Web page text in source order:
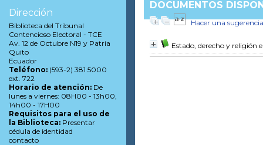
DOCUMENTOS
Hacer una sugerencia
Estado, derecho y religión
Dirección
Biblioteca del Tribunal
Contencioso Electoral - TCE
Av. 12 de Octubre N19 y Patria
Quito
Ecuador
Teléfono: (593-2) 381 5000
ext. 722
Horario de atención: De
lunes a viernes: 08H00 - 13h00,
14h00 - 17H00
Requisitos para el uso de
la Biblioteca: Presentar
cédula de identidad
contacto